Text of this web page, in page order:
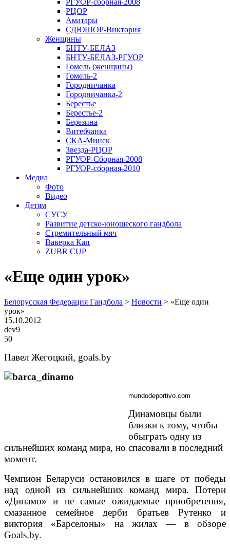
РГУОР-сборная-2008
РЦОР
Аматары
СДЮШОР-Виктория
Женщины
БНТУ-БЕЛАЗ
БНТУ-БЕЛАЗ-РГУОР
Гомель (женщины)
Гомель-2
Городничанка
Городничанка-2
Берестье
Берестье-2
Березина
Витебчанка
СКА-Минск
Звезда-РЦОР
РГУОР-Сборная-2008
РГУОР-сборная-2010
Медиа
Фото
Видео
Детям
СУСУ
Развитие детско-юношеского гандбола
Стремительный мяч
Ваверка Кап
ZUBR CUP
«Еще один урок»
Белорусская Федерация Гандбола > Новости > «Еще один
урок»
15.10.2012
dev9
50
Павел Жегоцкий, goals.by
mundodeportivo.com
Динамовцы были
близки к тому, чтобы
обыграть одну из
сильнейших команд мира, но спасовали в последний
момент.
Чемпион Беларуси остановился в шаге от победы
над одной из сильнейших команд мира. Потери
«Динамо» и не самые ожидаемые приобретения,
смазанное семейное дерби братьев Рутенко и
виктория «Барселоны» на жилах — в обзоре
Goals.by.